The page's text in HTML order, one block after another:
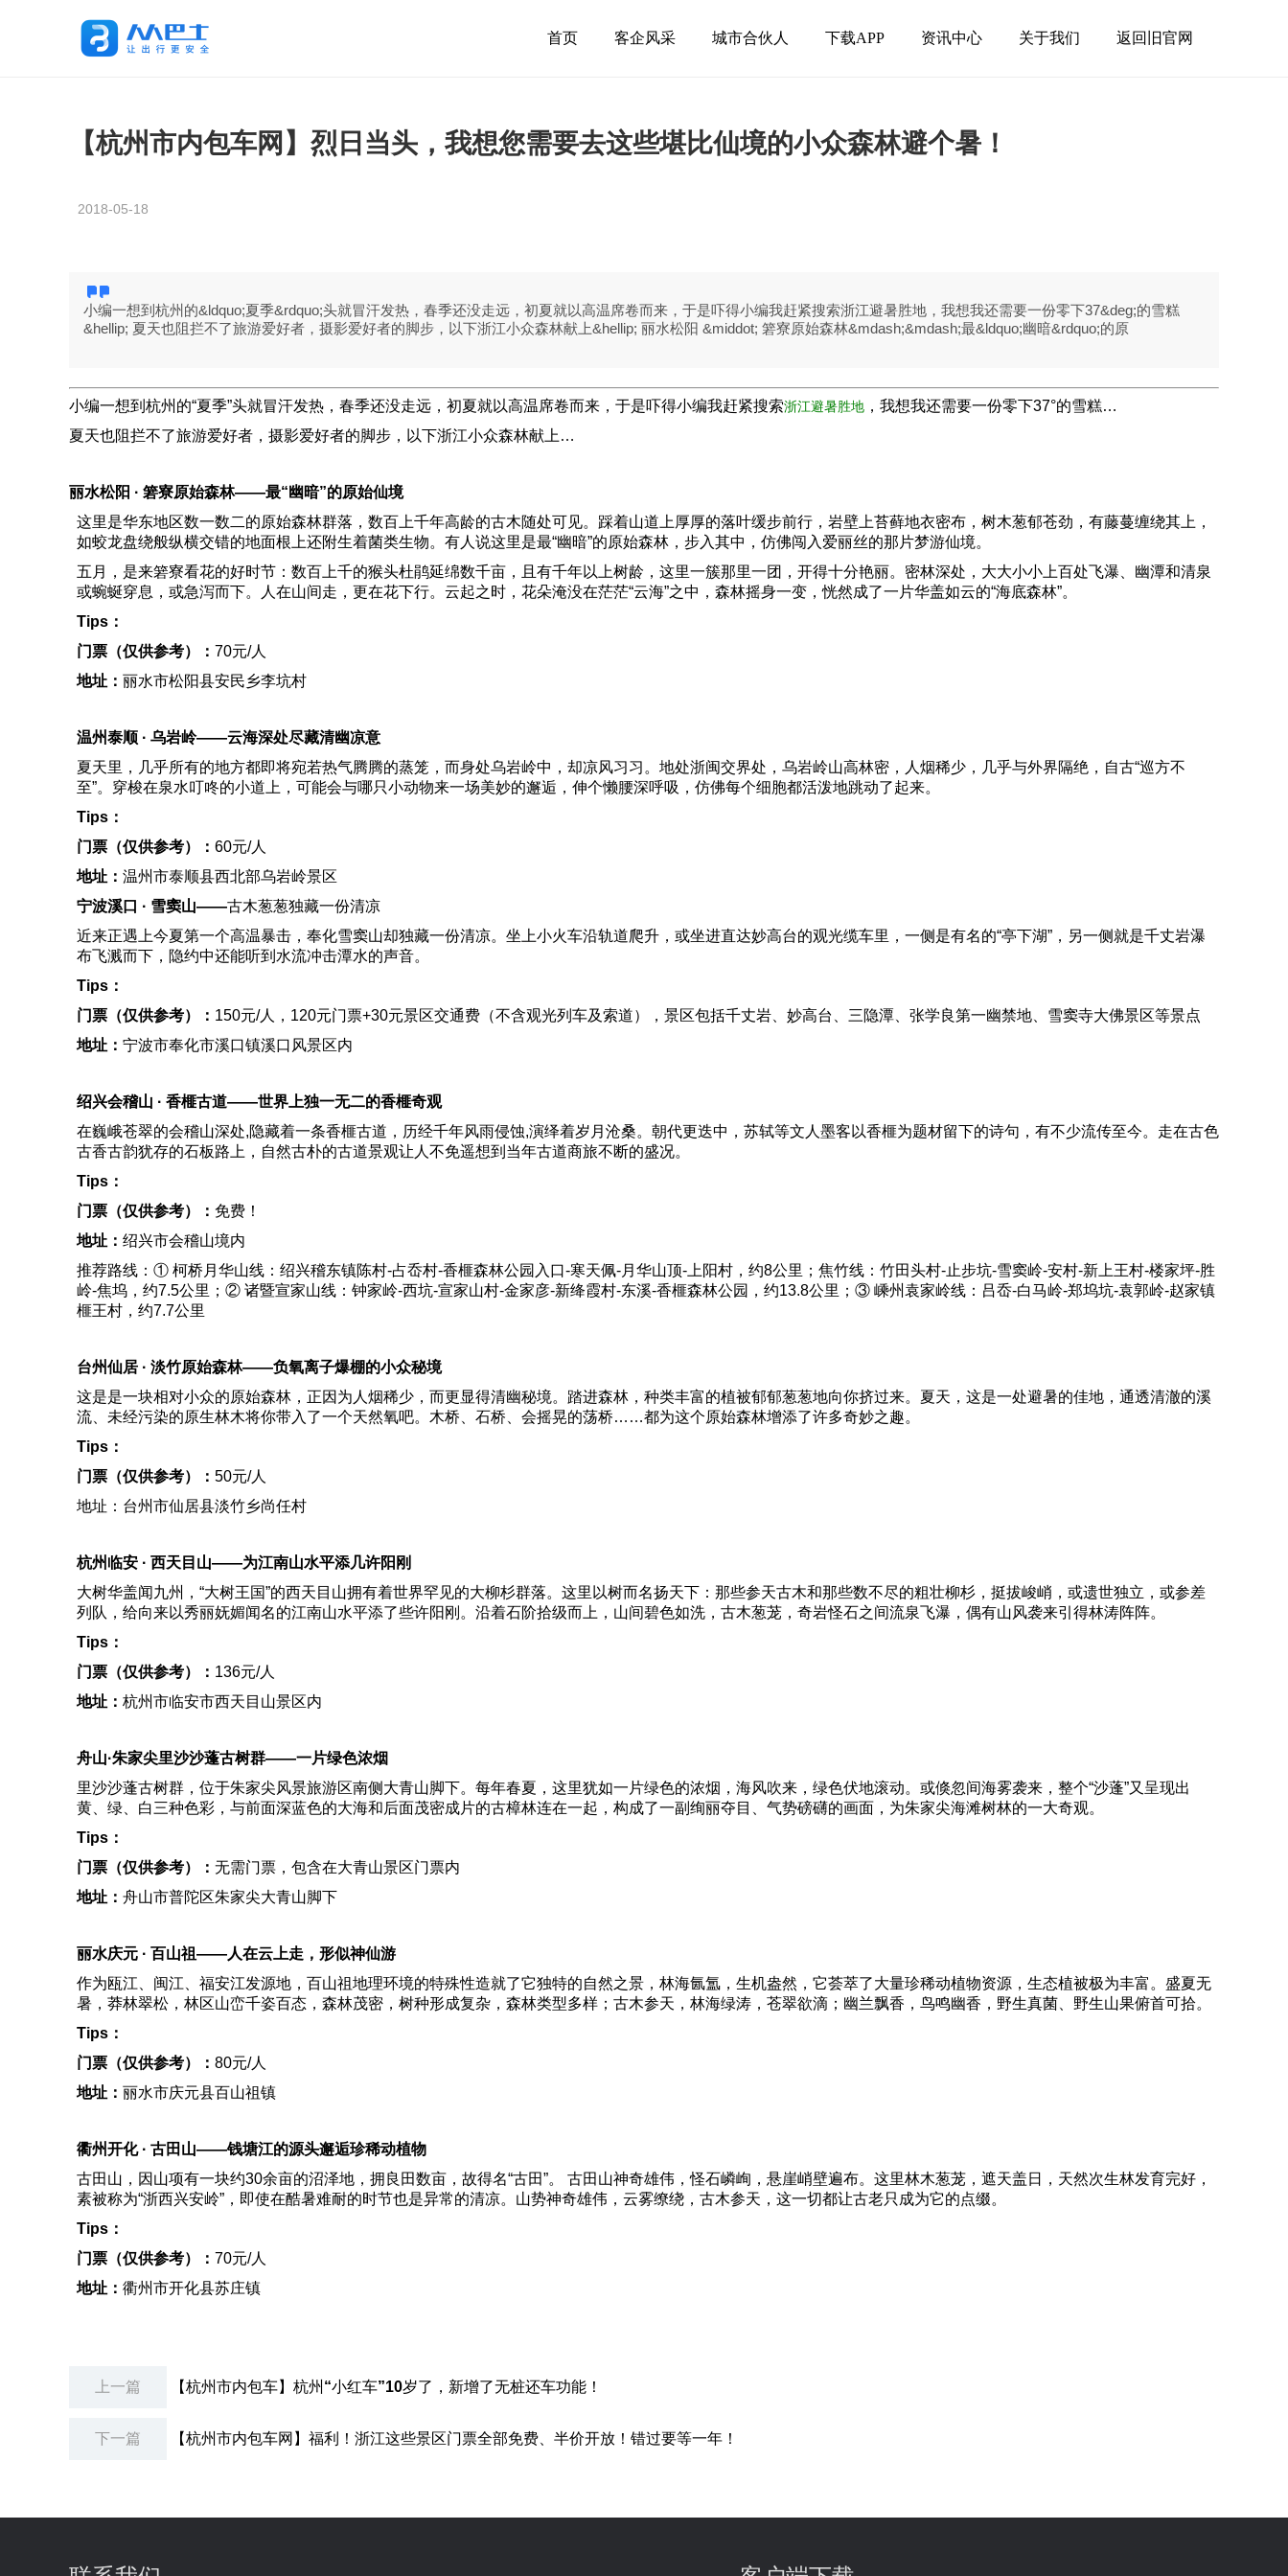
首页 客企风采 城市合伙人 下载APP 资讯中心 关于我们 返回旧官网
【杭州市内包车网】烈日当头，我想您需要去这些堪比仙境的小众森林避个暑！
2018-05-18
小编一想到杭州的&ldquo;夏季&rdquo;头就冒汗发热，春季还没走远，初夏就以高温席卷而来，于是吓得小编我赶紧搜索浙江避暑胜地，我想我还需要一份零下37&deg;的雪糕
&hellip; 夏天也阻拦不了旅游爱好者，摄影爱好者的脚步，以下浙江小众森林献上&hellip; 丽水松阳 &middot; 箬寮原始森林&mdash;&mdash;最&ldquo;幽暗&rdquo;的原
小编一想到杭州的“夏季”头就冒汗发热，春季还没走远，初夏就以高温席卷而来，于是吓得小编我赶紧搜索浙江避暑胜地 ，我想我还需要一份零下37°的雪糕…
夏天也阻拦不了旅游爱好者，摄影爱好者的脚步，以下浙江小众森林献上…
丽水松阳 · 箬寮原始森林——最“幽暗”的原始仙境
这里是华东地区数一数二的原始森林群落，数百上千年高龄的古木随处可见。踩着山道上厚厚的落叶缓步前行，岩壁上苔藓地衣密布，树木葱郁苍劲，有藤蔓缠绕其上，
如蛟龙盘绕般纵横交错的地面根上还附生着菌类生物。有人说这里是最“幽暗”的原始森林，步入其中，仿佛闯入爱丽丝的那片梦游仙境。
五月，是来箬寮看花的好时节：数百上千的猴头杜鹃延绵数千亩，且有千年以上树龄，这里一簇那里一团，开得十分艳丽。密林深处，大大小小上百处飞瀑、幽潭和清泉
或蜿蜒穿息，或急泻而下。人在山间走，更在花下行。云起之时，花朵淹没在茫茫“云海”之中，森林摇身一变，恍然成了一片华盖如云的“海底森林”。
Tips ：
门票（仅供参考）： 70元/人
地址： 丽水市松阳县安民乡李坑村
温州泰顺 · 乌岩岭——云海深处尽藏清幽凉意
夏天里，几乎所有的地方都即将宛若热气腾腾的蒸笼，而身处乌岩岭中，却凉风习习。地处浙闽交界处，乌岩岭山高林密，人烟稀少，几乎与外界隔绝，自古“巡方不
至”。穿梭在泉水叮咚的小道上，可能会与哪只小动物来一场美妙的邂逅，伸个懒腰深呼吸，仿佛每个细胞都活泼地跳动了起来。
Tips ：
门票（仅供参考）： 60元/人
地址： 温州市泰顺县西北部乌岩岭景区
宁波溪口 · 雪窦山——古木葱葱独藏一份清凉
近来正遇上今夏第一个高温暴击，奉化雪窦山却独藏一份清凉。坐上小火车沿轨道爬升，或坐进直达妙高台的观光缆车里，一侧是有名的“亭下湖”，另一侧就是千丈岩瀑
布飞溅而下，隐约中还能听到水流冲击潭水的声音。
Tips ：
门票（仅供参考）： 150元/人，120元门票+30元景区交通费（不含观光列车及索道），景区包括千丈岩、妙高台、三隐潭、张学良第一幽禁地、雪窦寺大佛景区等景点
地址： 宁波市奉化市溪口镇溪口风景区内
绍兴会稽山 · 香榧古道——世界上独一无二的香榧奇观
在巍峨苍翠的会稽山深处,隐藏着一条香榧古道，历经千年风雨侵蚀,演绎着岁月沧桑。朝代更迭中，苏轼等文人墨客以香榧为题材留下的诗句，有不少流传至今。走在古色
古香古韵犹存的石板路上，自然古朴的古道景观让人不免遥想到当年古道商旅不断的盛况。
Tips ：
门票（仅供参考）： 免费！
地址： 绍兴市会稽山境内
推荐路线：① 柯桥月华山线：绍兴稽东镇陈村-占岙村-香榧森林公园入口-寒天佩-月华山顶-上阳村，约8公里；焦竹线：竹田头村-止步坑-雪窦岭-安村-新上王村-楼家坪-胜
岭-焦坞，约7.5公里；② 诸暨宣家山线：钟家岭-西坑-宣家山村-金家彦-新绛霞村-东溪-香榧森林公园，约13.8公里；③ 嵊州袁家岭线：吕岙-白马岭-郑坞坑-袁郭岭-赵家镇
榧王村，约7.7公里
台州仙居 · 淡竹原始森林——负氧离子爆棚的小众秘境
这是是一块相对小众的原始森林，正因为人烟稀少，而更显得清幽秘境。踏进森林，种类丰富的植被郁郁葱葱地向你挤过来。夏天，这是一处避暑的佳地，通透清澈的溪
流、未经污染的原生林木将你带入了一个天然氧吧。木桥、石桥、会摇晃的荡桥……都为这个原始森林增添了许多奇妙之趣。
Tips ：
门票（仅供参考）： 50元/人
地址：台州市仙居县淡竹乡尚任村
杭州临安 · 西天目山——为江南山水平添几许阳刚
大树华盖闻九州，“大树王国”的西天目山拥有着世界罕见的大柳杉群落。这里以树而名扬天下：那些参天古木和那些数不尽的粗壮柳杉，挺拔峻峭，或遗世独立，或参差
列队，给向来以秀丽妩媚闻名的江南山水平添了些许阳刚。沿着石阶拾级而上，山间碧色如洗，古木葱茏，奇岩怪石之间流泉飞瀑，偶有山风袭来引得林涛阵阵。
Tips ：
门票（仅供参考）： 136元/人
地址： 杭州市临安市西天目山景区内
舟山·朱家尖里沙沙蓬古树群——一片绿色浓烟
里沙沙蓬古树群，位于朱家尖风景旅游区南侧大青山脚下。每年春夏，这里犹如一片绿色的浓烟，海风吹来，绿色伏地滚动。或倏忽间海雾袭来，整个“沙蓬”又呈现出
黄、绿、白三种色彩，与前面深蓝色的大海和后面茂密成片的古樟林连在一起，构成了一副绚丽夺目、气势磅礴的画面，为朱家尖海滩树林的一大奇观。
Tips ：
门票（仅供参考）： 无需门票，包含在大青山景区门票内
地址： 舟山市普陀区朱家尖大青山脚下
丽水庆元 · 百山祖——人在云上走，形似神仙游
作为瓯江、闽江、福安江发源地，百山祖地理环境的特殊性造就了它独特的自然之景，林海氤氲，生机盎然，它荟萃了大量珍稀动植物资源，生态植被极为丰富。盛夏无
暑，莽林翠松，林区山峦千姿百态，森林茂密，树种形成复杂，森林类型多样；古木参天，林海绿涛，苍翠欲滴；幽兰飘香，鸟鸣幽香，野生真菌、野生山果俯首可拾。
Tips ：
门票（仅供参考）： 80元/人
地址： 丽水市庆元县百山祖镇
衢州开化 · 古田山——钱塘江的源头邂逅珍稀动植物
古田山，因山项有一块约30余亩的沼泽地，拥良田数亩，故得名“古田”。 古田山神奇雄伟，怪石嶙峋，悬崖峭壁遍布。这里林木葱茏，遮天盖日，天然次生林发育完好，
素被称为“浙西兴安岭”，即使在酷暑难耐的时节也是异常的清凉。山势神奇雄伟，云雾缭绕，古木参天，这一切都让古老只成为它的点缀。
Tips ：
门票（仅供参考）： 70元/人
地址： 衢州市开化县苏庄镇
上一篇 【杭州市内包车】杭州“小红车”10岁了，新增了无桩还车功能！
下一篇 【杭州市内包车网】福利！浙江这些景区门票全部免费、半价开放！错过要等一年！